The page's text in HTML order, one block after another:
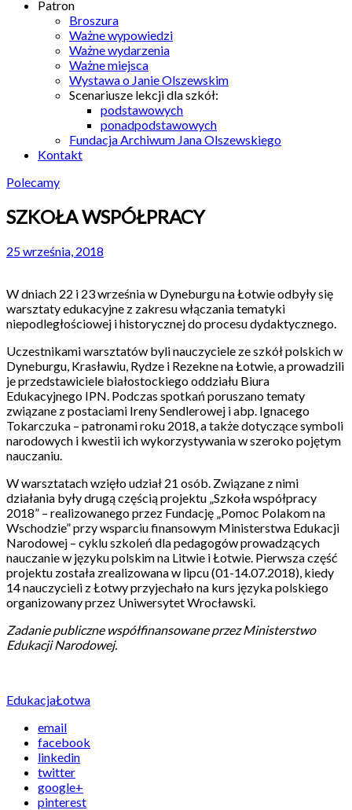
Patron
Broszura
Ważne wypowiedzi
Ważne wydarzenia
Ważne miejsca
Wystawa o Janie Olszewskim
Scenariusze lekcji dla szkół:
podstawowych
ponadpodstawowych
Fundacja Archiwum Jana Olszewskiego
Kontakt
Polecamy
SZKOŁA WSPÓŁPRACY
25 września, 2018
W dniach 22 i 23 września w Dyneburgu na Łotwie odbyły się
warsztaty edukacyjne z zakresu włączania tematyki
niepodległościowej i historycznej do procesu dydaktycznego.
Uczestnikami warsztatów byli nauczyciele ze szkół polskich w
Dyneburgu, Krasławiu, Rydze i Rezekne na Łotwie, a prowadzili
je przedstawiciele białostockiego oddziału Biura
Edukacyjnego IPN. Podczas spotkań poruszano tematy
związane z postaciami Ireny Sendlerowej i abp. Ignacego
Tokarczuka – patronami roku 2018, a także dotyczące symboli
narodowych i kwestii ich wykorzystywania w szeroko pojętym
nauczaniu.
W warsztatach wzięło udział 21 osób. Związane z nimi
działania były drugą częścią projektu „Szkoła współpracy
2018” – realizowanego przez Fundację „Pomoc Polakom na
Wschodzie” przy wsparciu finansowym Ministerstwa Edukacji
Narodowej – cyklu szkoleń dla pedagogów prowadzących
nauczanie w języku polskim na Litwie i Łotwie. Pierwsza część
projektu została zrealizowana w lipcu (01-14.07.2018), kiedy
14 nauczycieli z Łotwy przyjechało na kurs języka polskiego
organizowany przez Uniwersytet Wrocławski.
Zadanie publiczne współfinansowane przez Ministerstwo
Edukacji Narodowej.
EdukacjaŁotwa
email
facebook
linkedin
twitter
google+
pinterest